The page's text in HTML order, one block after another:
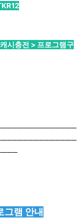
시충전 > 프로그램구
그램 안내